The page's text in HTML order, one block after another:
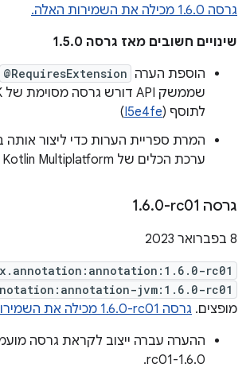
גרסה 1.6.0 מכילה את השמירות האלה.
שינויים חשובים מאז גרסה 1.5.0
הוספת הערה @RequiresExtension
לתוסף (I5e4fe
)
המרת ספריית הערות כדי ליצור
ערכת הכלים של Kotlin Multiplatform ‏ (
גרסה ‎1 .6.0-rc01
‫8 בפברואר 2023
rc01
jvm:1.6.0-rc01
מופצים. גרסה ‎1.6.0-rc01 מכילה את השמירות האלה.
ההערה עברה ייצוב לקראת גרסה
1.6.0-rc01.